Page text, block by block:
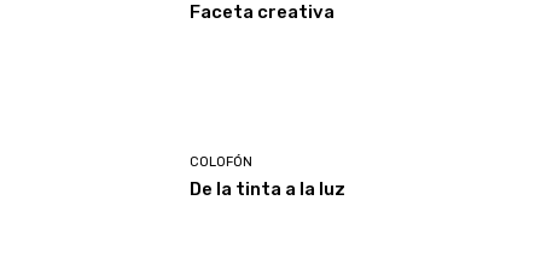
Faceta creativa
COLOFÓN
De la tinta a la luz